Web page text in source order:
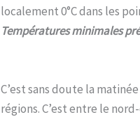
localement 0°C dans les
Températures minimales
C’est sans doute la
régions. C’est entre le